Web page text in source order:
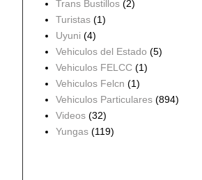
Trans Bustillos (2)
Turistas (1)
Uyuni (4)
Vehiculos del Estado (5)
Vehiculos FELCC (1)
Vehiculos Felcn (1)
Vehiculos Particulares (894)
Videos (32)
Yungas (119)